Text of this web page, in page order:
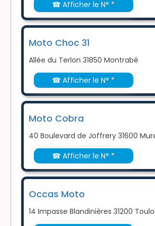
☎ Afficher le N° *
Moto Choc 31
Allée du Terlon 31850 Montrabé
☎ Afficher le N° *
Moto Cobra
40 Boulevard de Joffrery 31600
☎ Afficher le N° *
Occas Moto
14 Impasse Blandinières 31200